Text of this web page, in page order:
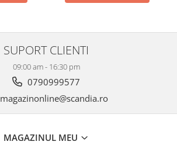
SUPORT CLIENTI
09:00 am - 16:30 pm
0790999577
magazinonline@scandia.ro
MAGAZINUL MEU